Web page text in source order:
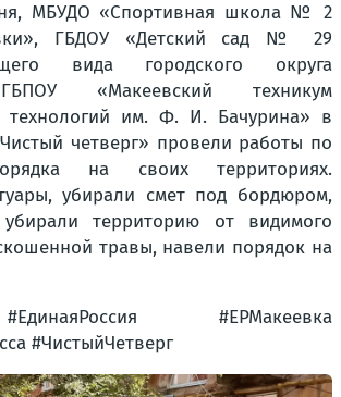
МБУДО «Спортивная школа № 2
ГБДОУ «Детский сад № 29
вида городского округа
«Макеевский техникум
технологий им. Ф. И. Бачурина» в
четверг» провели работы по
на своих территориях.
убирали смет под бордюром,
территорию от видимого
травы, навели порядок на
#ЕРМакеевка
#ЧистыйЧетверг